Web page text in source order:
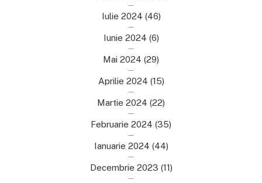
Iulie 2024 (46)
Iunie 2024 (6)
Mai 2024 (29)
Aprilie 2024 (15)
Martie 2024 (22)
Februarie 2024 (35)
Ianuarie 2024 (44)
Decembrie 2023 (11)